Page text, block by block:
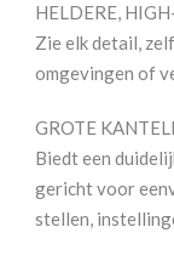
HELDERE,
Zie elk detail,
omgevingen of
GROTE
Biedt een
gericht voor
stellen,